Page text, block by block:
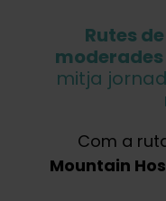
Rutes
mitja
Com a
Mountain